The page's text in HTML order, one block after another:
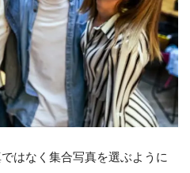
はなく集合写真を選ぶように